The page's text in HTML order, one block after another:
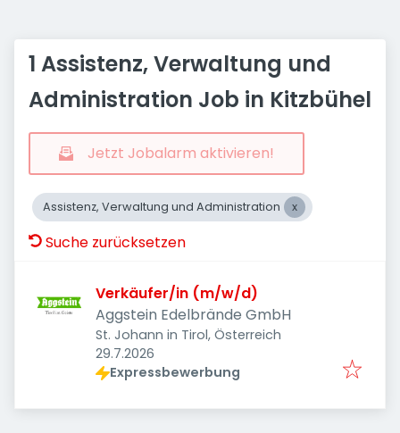
1 Assistenz, Verwaltung und
Administration Job in Kitzbühel
Jetzt Jobalarm aktivieren!
Assistenz, Verwaltung und Administration
Suche zurücksetzen
Verkäufer/in (m/w/d)
Aggstein Edelbrände GmbH
St. Johann in Tirol, Österreich
Veröffentlicht
29.7.2026
Expressbewerbung